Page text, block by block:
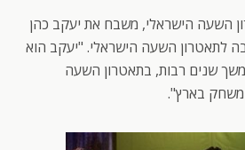
השעה הישראלי, משבח את יעקב כהן
לתאטרון השעה הישראלי. "יעקב הוא
שנים רבות, בתאטרון השעה
בארץ".